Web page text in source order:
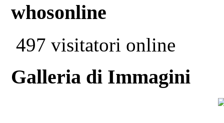
whosonline
497 visitatori online
Galleria di Immagini